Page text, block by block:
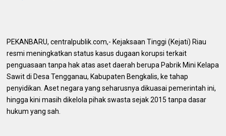
PEKANBARU, centralpublik.com,- Kejaksaan Tinggi (Kejati) Riau
resmi meningkatkan status kasus dugaan korupsi terkait
penguasaan tanpa hak atas aset daerah berupa Pabrik Mini Kelapa
Sawit di Desa Tengganau, Kabupaten Bengkalis, ke tahap
penyidikan. Aset negara yang seharusnya dikuasai pemerintah ini,
hingga kini masih dikelola pihak swasta sejak 2015 tanpa dasar
hukum yang sah.